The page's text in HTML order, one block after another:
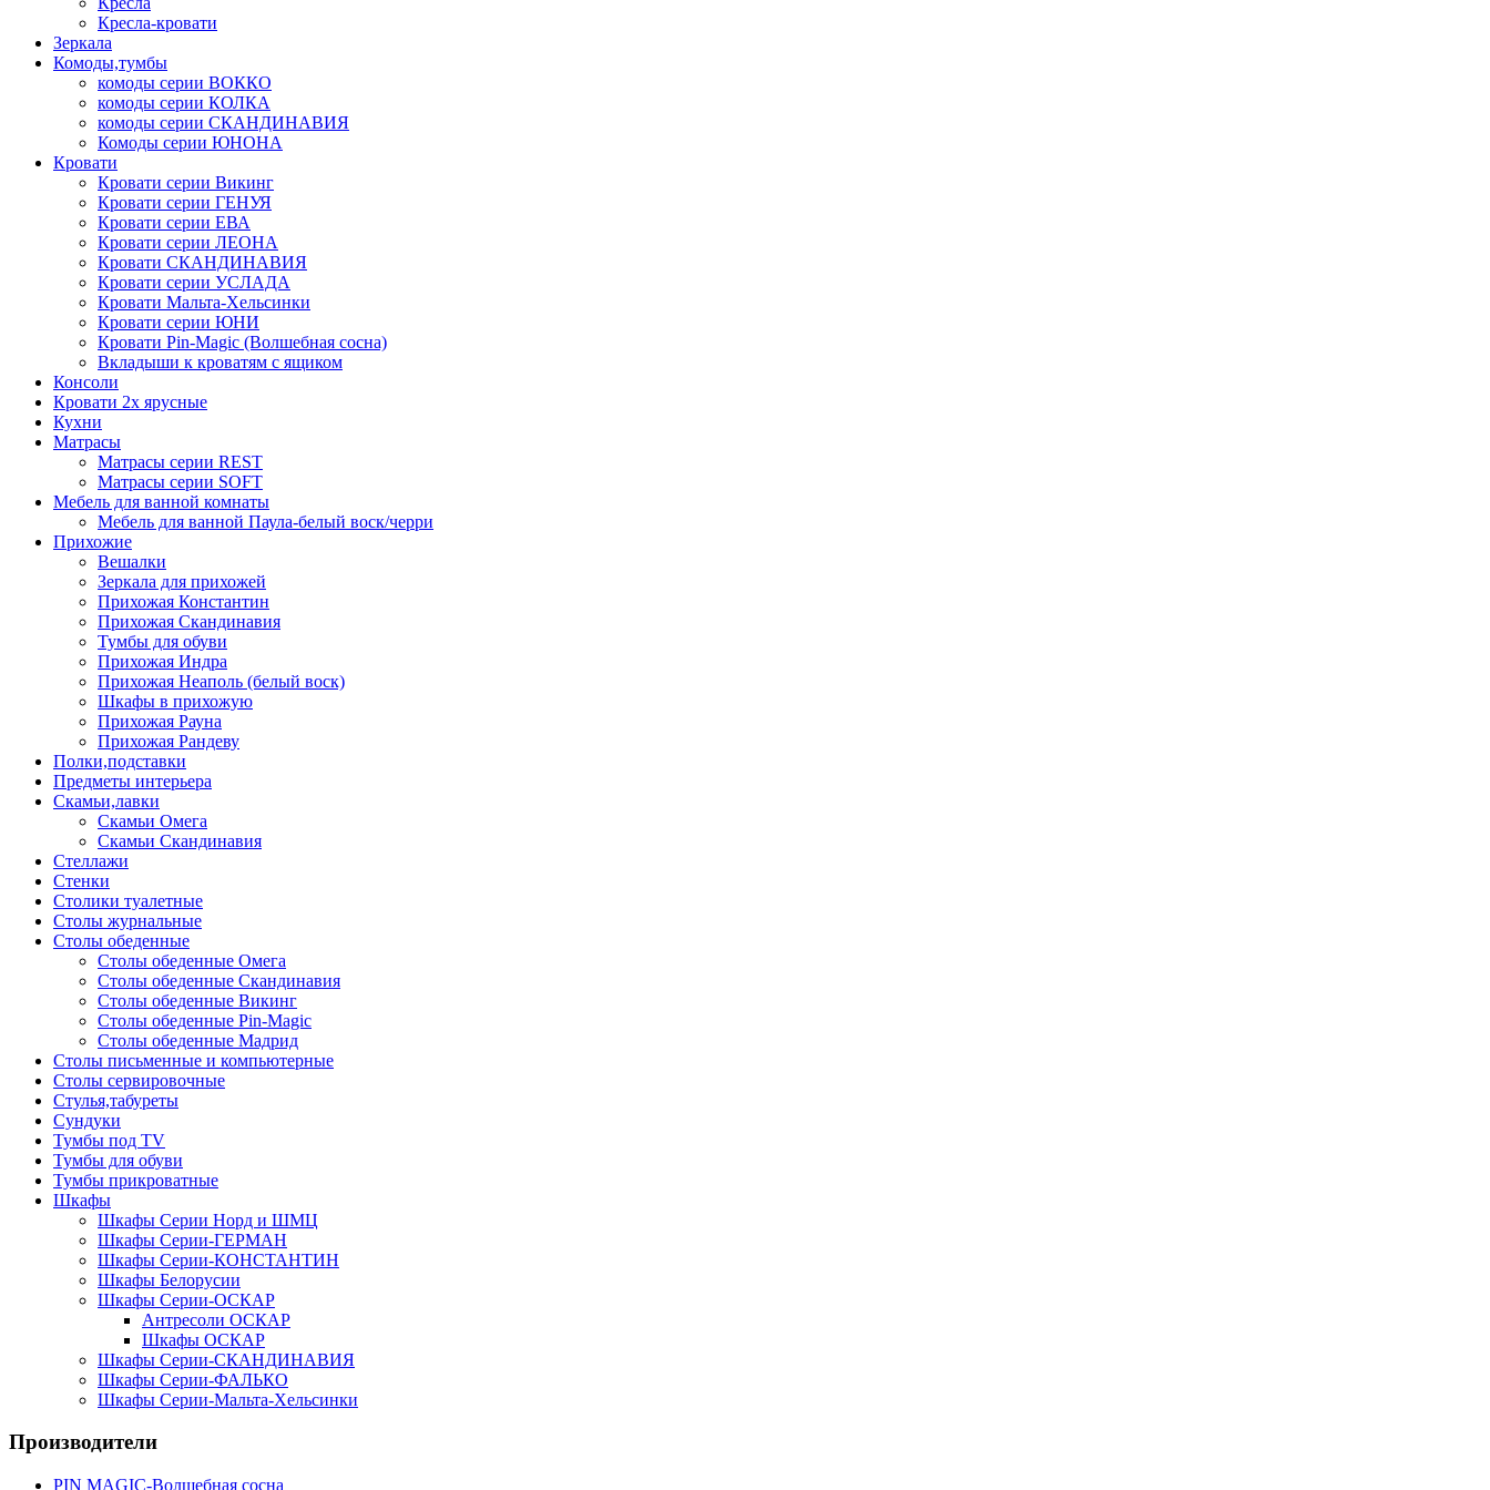
Кресла-кровати
Зеркала
Комоды,тумбы
комоды серии ВОККО
комоды серии КОЛКА
комоды серии СКАНДИНАВИЯ
Комоды серии ЮНОНА
Кровати
Кровати серии Викинг
Кровати серии ГЕНУЯ
Кровати серии ЕВА
Кровати серии ЛЕОНА
Кровати СКАНДИНАВИЯ
Кровати серии УСЛАДА
Кровати Мальта-Хельсинки
Кровати серии ЮНИ
Кровати Pin-Magic (Волшебная сосна)
Вкладыши к кроватям с ящиком
Консоли
Кровати 2х ярусные
Кухни
Матрасы
Матрасы серии REST
Матрасы серии SOFT
Мебель для ванной комнаты
Мебель для ванной Паула-белый воск/черри
Прихожие
Вешалки
Зеркала для прихожей
Прихожая Константин
Прихожая Скандинавия
Тумбы для обуви
Прихожая Индра
Прихожая Неаполь (белый воск)
Шкафы в прихожую
Прихожая Рауна
Прихожая Рандеву
Полки,подставки
Предметы интерьера
Скамьи,лавки
Скамьи Омега
Скамьи Скандинавия
Стеллажи
Стенки
Столики туалетные
Столы журнальные
Столы обеденные
Столы обеденные Омега
Столы обеденные Скандинавия
Столы обеденные Викинг
Столы обеденные Pin-Magic
Столы обеденные Мадрид
Столы письменные и компьютерные
Столы сервировочные
Стулья,табуреты
Сундуки
Тумбы под TV
Тумбы для обуви
Тумбы прикроватные
Шкафы
Шкафы Серии Норд и ШМЦ
Шкафы Серии-ГЕРМАН
Шкафы Серии-КОНСТАНТИН
Шкафы Белорусии
Шкафы Серии-ОСКАР
Антресоли ОСКАР
Шкафы ОСКАР
Шкафы Серии-СКАНДИНАВИЯ
Шкафы Серии-ФАЛЬКО
Шкафы Серии-Мальта-Хельсинки
Производители
PIN MAGIС-Волшебная сосна